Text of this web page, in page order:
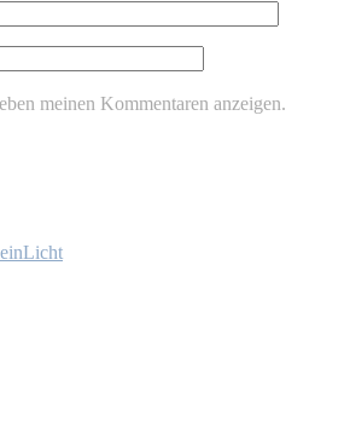
meinen Kommentaren anzeigen.